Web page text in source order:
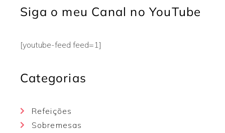
Siga o meu Canal no YouTube
[youtube-feed feed=1]
Categorias
Refeições
Sobremesas